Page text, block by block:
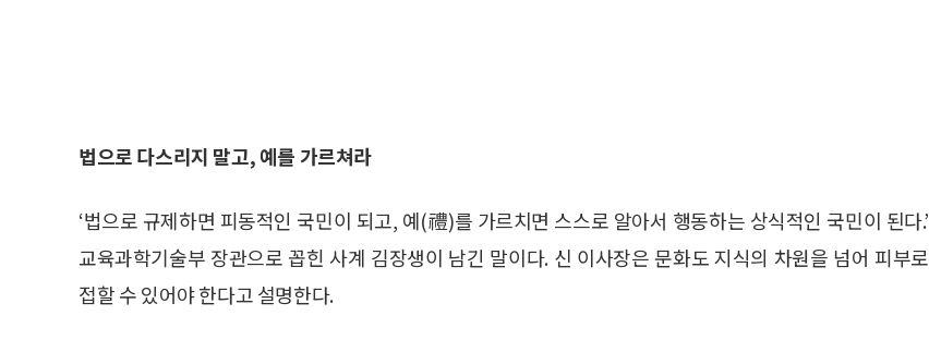
법으로 다스리지 말고, 예를 가르쳐라
‘법으로 규제하면 피동적인 국민이 되고, 예(禮)를 가르치면 스스로 알아서 행동하는 상식적인 국민이 된다.’
교육과학기술부 장관으로 꼽힌 사계 김장생이 남긴 말이다. 신 이사장은 문화도 지식의 차원을 넘어 피부로
접할 수 있어야 한다고 설명한다.